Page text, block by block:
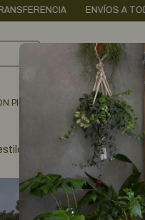
/ CABA GRATIS + $200.000
PIE
Materiales nobles y